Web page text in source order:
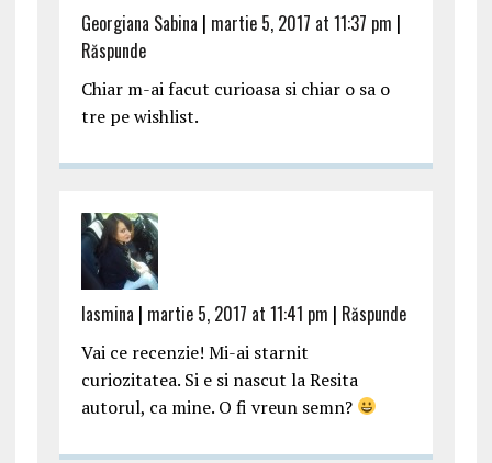
Georgiana Sabina | martie 5, 2017 at 11:37 pm |
Răspunde
Chiar m-ai facut curioasa si chiar o sa o
tre pe wishlist.
Iasmina | martie 5, 2017 at 11:41 pm | Răspunde
Vai ce recenzie! Mi-ai starnit
curiozitatea. Si e si nascut la Resita
autorul, ca mine. O fi vreun semn?